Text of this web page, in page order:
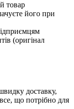
товар
його при
(оригінал
доставку,
що потрібно для